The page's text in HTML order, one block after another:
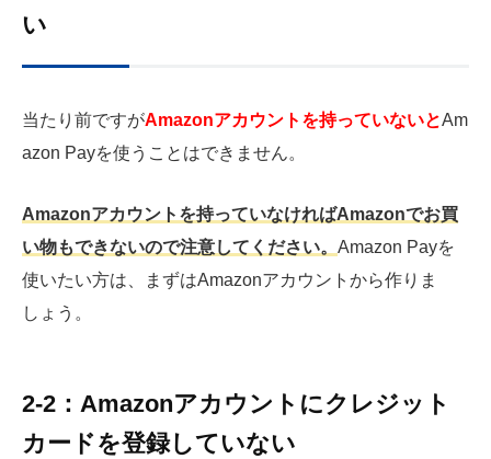
い
当たり前ですがAmazonアカウントを持っていないとAm
azon Payを使うことはできません。
Amazonアカウントを持っていなければAmazonでお買
い物もできないので注意してください。 Amazon Payを
使いたい方は、まずはAmazonアカウントから作りま
しょう。
2-2：Amazonアカウントにクレジット
カードを登録していない